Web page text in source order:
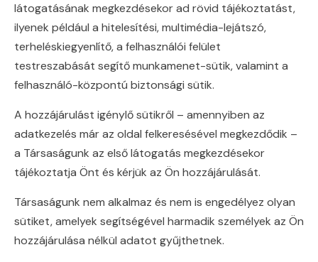
látogatásának megkezdésekor ad rövid tájékoztatást,
ilyenek például a hitelesítési, multimédia-lejátszó,
terheléskiegyenlítő, a felhasználói felület
testreszabását segítő munkamenet-sütik, valamint a
felhasználó-központú biztonsági sütik.
A hozzájárulást igénylő sütikről – amennyiben az
adatkezelés már az oldal felkeresésével megkezdődik –
a Társaságunk az első látogatás megkezdésekor
tájékoztatja Önt és kérjük az Ön hozzájárulását.
Társaságunk nem alkalmaz és nem is engedélyez olyan
sütiket, amelyek segítségével harmadik személyek az Ön
hozzájárulása nélkül adatot gyűjthetnek.